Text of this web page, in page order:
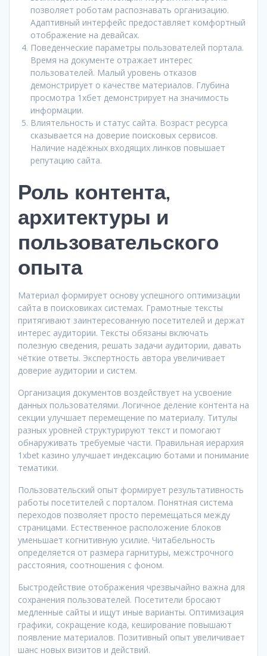
позволяет роботам распознавать организацию.
Адаптивный интерфейс предоставляет комфортный
отображение на девайсах.
Поведенческие параметры пользователей портала.
Время на документе отражает интерес
пользователей. Малый уровень отказов
демонстрирует о качестве материалов. Глубина
просмотра 1хбет демонстрирует на значимость
информации.
Влиятельность и статус сайта. Возраст ресурса
сказывается на доверие поисковых сервисов.
Наличие надёжных входящих линков повышает
репутацию сайта.
Роль контента,
архитектуры и
пользовательского
опыта
Материал формирует основу успешного оптимизации
сайта в поисковиках системах. Грамотные тексты
притягивают заинтересованную посетителей и держат
интерес аудитории. Тексты обязаны включать
полезную сведения, решать задачи аудитории, давать
чёткие ответы. Экспертность автора увеличивает
доверие аудитории и систем.
Организация документов воздействует на усвоение
данных пользователями. Логичное деление контента на
секции улучшает перемещение по материалу. Титулы
разных уровней структурируют текст и помогают
обнаруживать требуемые части. Правильная иерархия
1xbet казино улучшает индексацию ботами и понимание
тематики.
Пользовательский опыт формирует результативность
работы посетителей с порталом. Понятная система
переходов позволяет просто перемещаться между
страницами. Естественное расположение блоков
уменьшает когнитивную усилие. Читабельность
определяется от размера гарнитуры, межстрочного
расстояния, соотношения с фоном.
Быстродействие отображения чрезвычайно важна для
сохранения пользователей. Посетители бросают
медленные сайты и ищут иные варианты. Оптимизация
графики, сокращение кода, кеширование повышают
появление материалов. Позитивный опыт увеличивает
шанс новых визитов и действий.